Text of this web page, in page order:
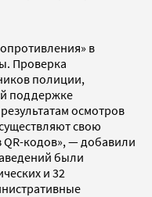
в
Проверка
полиции,
поддержке
осмотров
свою
QR-кодов», — добавили
были
и 32